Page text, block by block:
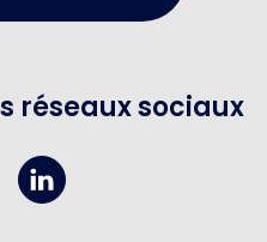
réseaux sociaux